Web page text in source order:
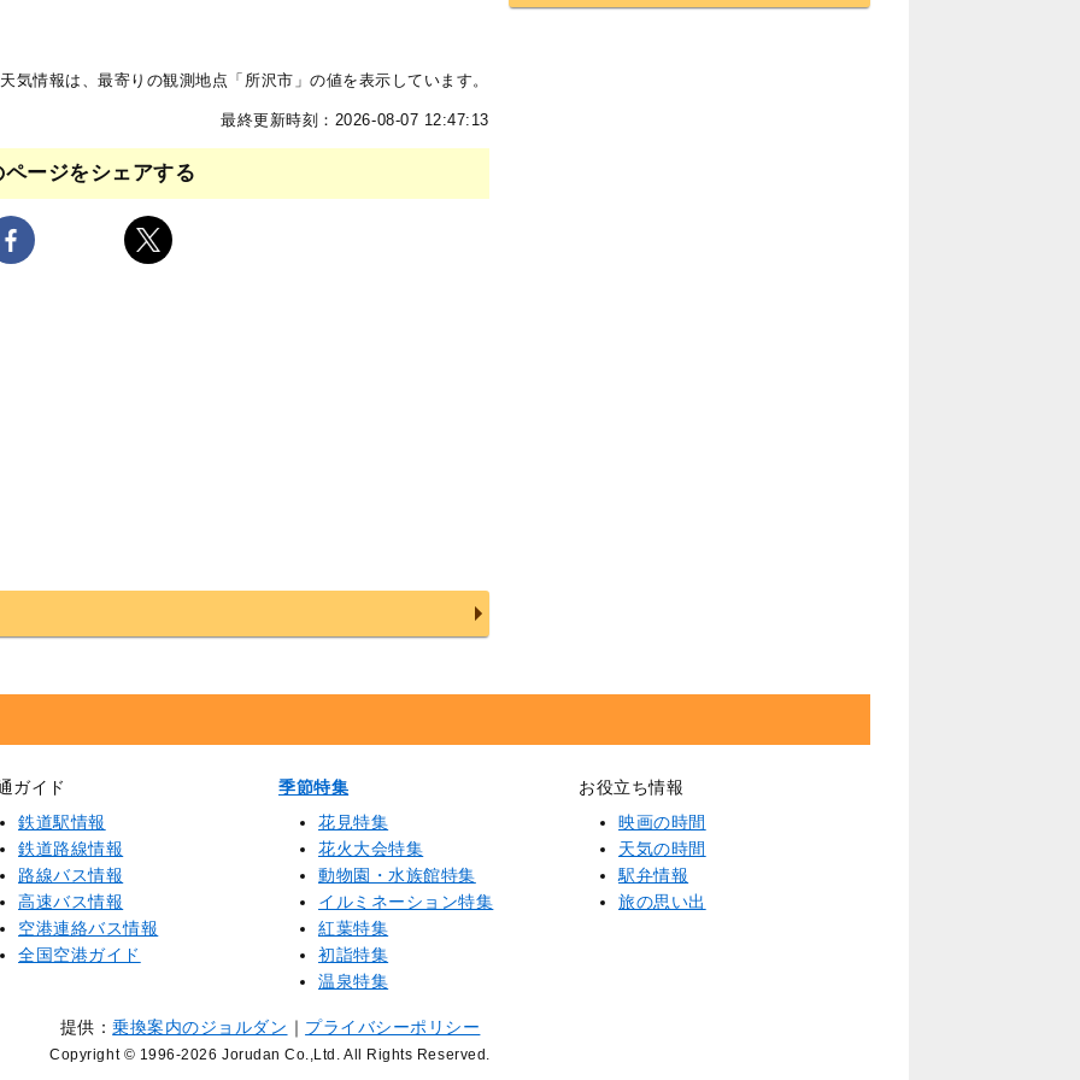
気情報は、最寄りの観測地点「所沢市」の値を表示しています。
最終更新時刻：2026-08-07 12:47:13
ページをシェアする
ガイド
鉄道駅情報
鉄道路線情報
路線バス情報
高速バス情報
空港連絡バス情報
全国空港ガイド
季節特集
花見特集
花火大会特集
動物園・水族館特集
イルミネーション特集
紅葉特集
初詣特集
温泉特集
お役立ち情報
映画の時間
天気の時間
駅弁情報
旅の思い出
提供：乗換案内のジョルダン ｜ プライバシーポリシー
Copyright © 1996-2026 Jorudan Co.,Ltd. All Rights Reserved.